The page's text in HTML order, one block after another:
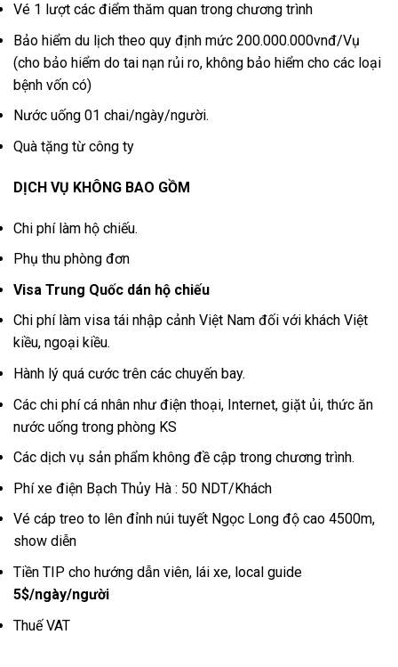
Vé 1 lượt các điểm thăm quan trong chương trình
Bảo hiểm du lịch theo quy định mức 200.000.000vnđ/Vụ
(cho bảo hiểm do tai nạn rủi ro, không bảo hiểm cho các loại
bệnh vốn có)
Nước uống 01 chai/ngày/người.
Quà tặng từ công ty
DỊCH VỤ KHÔNG BAO GỒM
Chi phí làm hộ chiếu.
Phụ thu phòng đơn
Visa Trung Quốc dán hộ chiếu
Chi phí làm visa tái nhập cảnh Việt Nam đối với khách Việt
kiều, ngoại kiều.
Hành lý quá cước trên các chuyến bay.
Các chi phí cá nhân như điện thoại, Internet, giặt ủi, thức ăn
nước uống trong phòng KS
Các dịch vụ sản phẩm không đề cập trong chương trình.
Phí xe điện Bạch Thủy Hà : 50 NDT/Khách
Vé cáp treo to lên đỉnh núi tuyết Ngọc Long độ cao 4500m,
show diễn
Tiền TIP cho hướng dẫn viên, lái xe, local guide
5$/ngày/người
Thuế VAT